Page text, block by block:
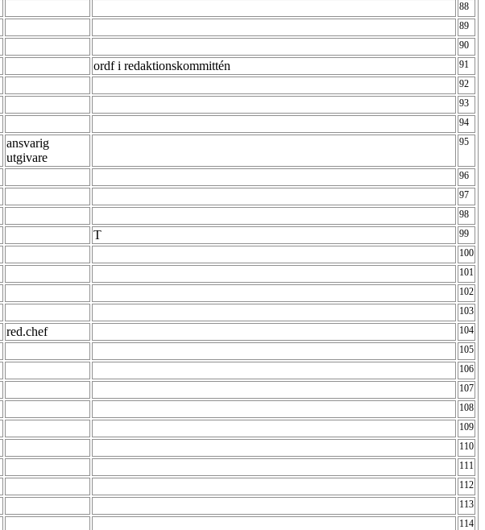
88
89
90
ordf i redaktionskommittén 91
92
93
94
ansvarig
utgivare
95
96
97
98
T 99
100
101
102
103
red.chef 104
105
106
107
108
109
110
111
112
113
114